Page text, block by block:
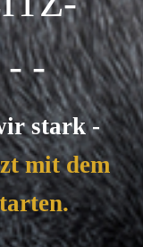
- -
stark -
mit dem